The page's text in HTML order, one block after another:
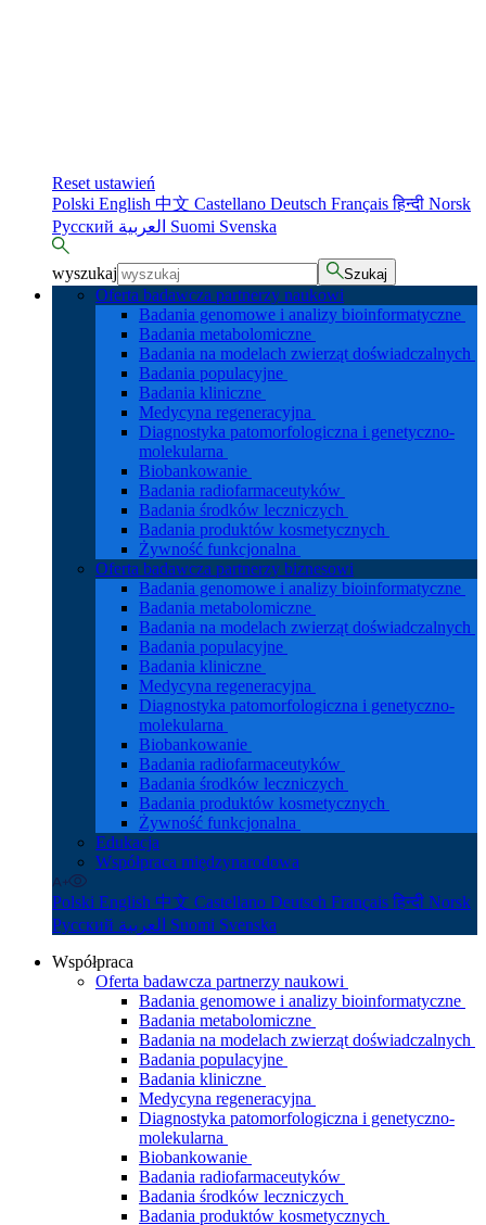
Reset ustawień
Polski English 中文 Castellano Deutsch Françaisहिन्दी Norsk
Русский
Suomi Svenska
wyszukaj Szukaj
Oferta badawcza partnerzy naukowi
Badania genomowe i analizy bioinformatyczne
Badania metabolomiczne
Badania na modelach zwierząt doświadczalnych
Badania populacyjne
Badania kliniczne
Medycyna regeneracyjna
Diagnostyka patomorfologiczna i genetyczno-
molekularna
Biobankowanie
Badania radiofarmaceutyków
Badania środków leczniczych
Badania produktów kosmetycznych
Żywność funkcjonalna
Oferta badawcza partnerzy biznesowi
Badania genomowe i analizy bioinformatyczne
Badania metabolomiczne
Badania na modelach zwierząt doświadczalnych
Badania populacyjne
Badania kliniczne
Medycyna regeneracyjna
Diagnostyka patomorfologiczna i genetyczno-
molekularna
Biobankowanie
Badania radiofarmaceutyków
Badania środków leczniczych
Badania produktów kosmetycznych
Żywność funkcjonalna
Edukacja
Współpraca międzynarodowa
Polski English 中文 Castellano Deutsch Français हिन्दी Norsk
Русский
Suomi Svenska
Współpraca
Oferta badawcza partnerzy naukowi
Badania genomowe i analizy bioinformatyczne
Badania metabolomiczne
Badania na modelach zwierząt doświadczalnych
Badania populacyjne
Badania kliniczne
Medycyna regeneracyjna
Diagnostyka patomorfologiczna i genetyczno-
molekularna
Biobankowanie
Badania radiofarmaceutyków
Badania środków leczniczych
Badania produktów kosmetycznych